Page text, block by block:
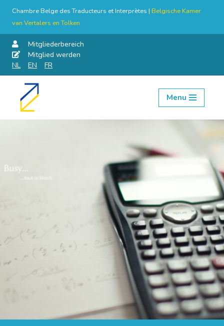
Chambre Belge des Traducteurs et Interprètes | Belgische Kamer
van Vertalers en Tolken
Mitgliederbereich
Mitglied werden
NL
EN FR
Skip
Menu